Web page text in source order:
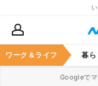
ワーク＆ライフ
ススキル マネー 暮ら
Googleでマ